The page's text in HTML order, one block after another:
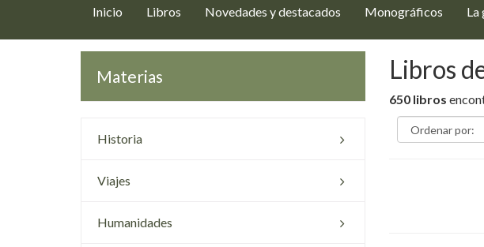
Inicio (current)
Libros Novedades y destacados Monográficos La
Materias
Historia
Viajes
Humanidades
Libros
650 libros